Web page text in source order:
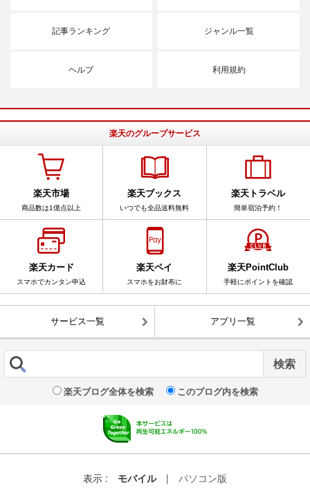
記事ランキング ジャンル一覧
ヘルプ 利用規約
楽天のグループサービス
楽天市場
商品数は1億点以上
楽天ブックス
いつでも全品送料無料
楽天トラベル
簡単宿泊予約！
楽天カード
スマホでカンタン申込
楽天ペイ
スマホをお財布に
楽天PointClub
手軽にポイントを確認
サービス一覧 アプリ一覧
楽天ブログ全体を検索 このブログ内を検索
表示 : モバイル | パソコン版